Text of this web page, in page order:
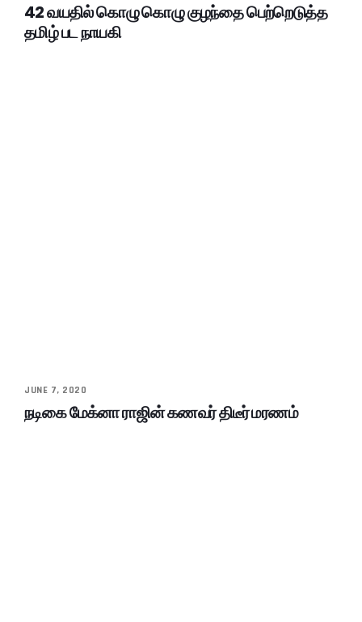
42 வயதில் கொழு கொழு குழந்தை பெற்றெடுத்த
தமிழ் பட நாயகி
JUNE 7, 2020
நடிகை மேக்னா ராஜின் கணவர் திடீர் மரணம்